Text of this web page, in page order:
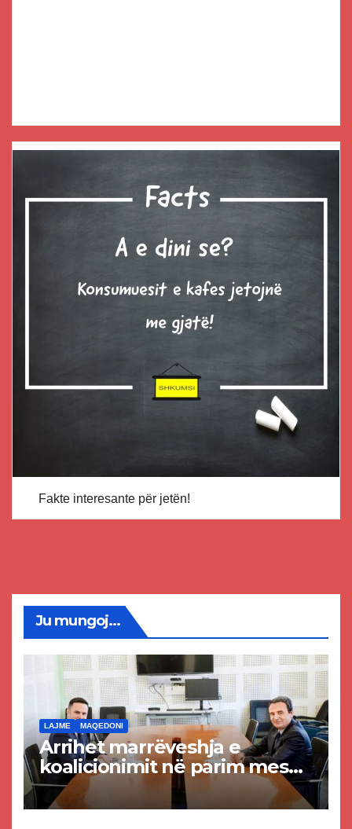
Fakte interesante për jetën!
Ju mungoj...
LAJME MAQEDONI
Arrihet marrëveshja e
koalicionimit në parim mes
Kurtit dhe Abdixhikut